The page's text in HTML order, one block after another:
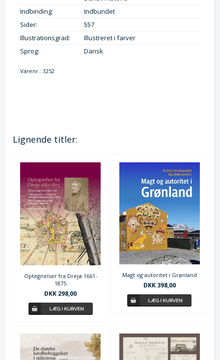
Indbinding:
Indbundet
Sider:
557
Illustrationsgrad:
Illustreret i farver
Sprog:
Dansk
Varenr.:3252
Lignende titler:
Optegnelser fra Drejø 1661-
1875
DKK 298,00
Magt og autoritet i Grønland
DKK 398,00